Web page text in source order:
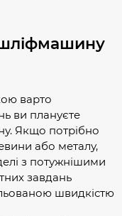
шліфмашину
варто
ви плануєте
Якщо потрібно
або металу,
з потужнішими
завдань
швидкістю